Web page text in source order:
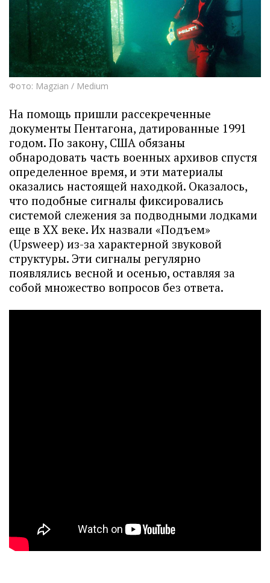
Фото: Magzian / Medium
На помощь пришли рассекреченные
документы Пентагона, датированные 1991
годом. По закону, США обязаны
обнародовать часть военных архивов спустя
определенное время, и эти материалы
оказались настоящей находкой. Оказалось,
что подобные сигналы фиксировались
системой слежения за подводными лодками
еще в XX веке. Их назвали «Подъем»
(Upsweep) из-за характерной звуковой
структуры. Эти сигналы регулярно
появлялись весной и осенью, оставляя за
собой множество вопросов без ответа.